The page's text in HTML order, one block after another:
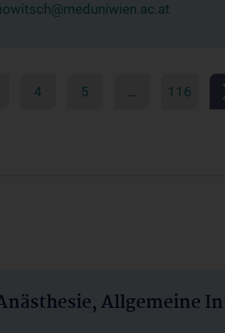
4 5 … 116
Allgemeine